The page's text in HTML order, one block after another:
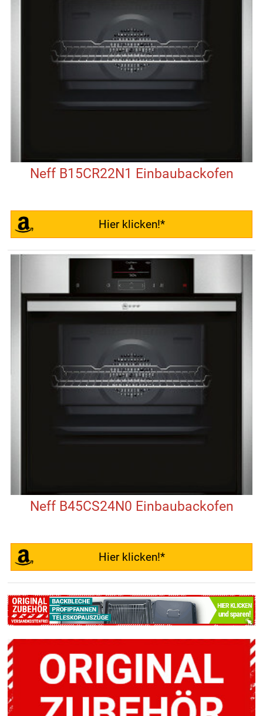
Neff B15CR22N1 Einbaubackofen
Hier klicken!*
Neff B45CS24N0 Einbaubackofen
Hier klicken!*